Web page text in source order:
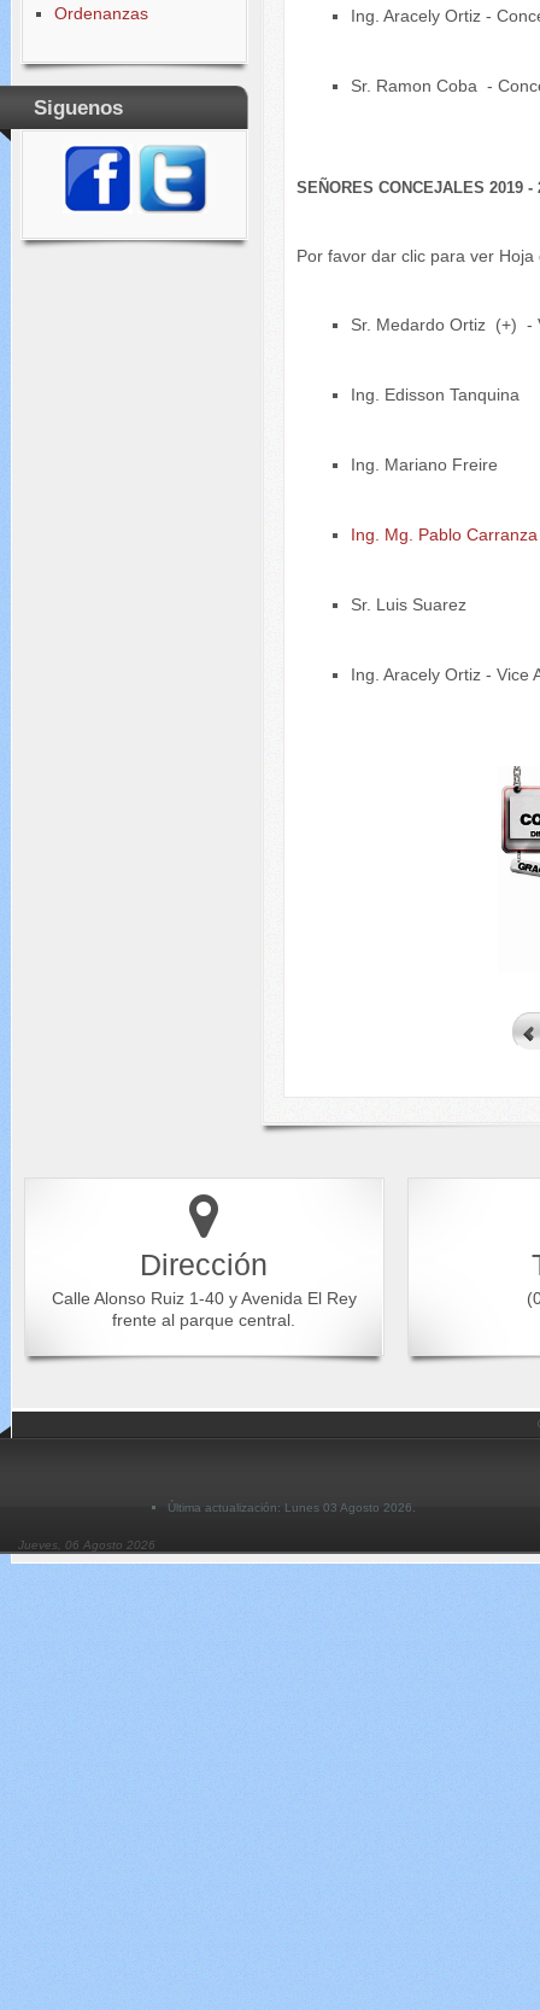
Ordenanzas
Siguenos
Ing. Aracely Ortiz -
Sr. Ramon Coba -
SEÑORES CONCEJALES 2019 -
Por favor dar clic para ver
Sr. Medardo Ortiz (+) -
Ing. Edisson Tanquina
Ing. Mariano Freire
Ing. Mg. Pablo
Sr. Luis Suarez
Ing. Aracely Ortiz -
Dirección
Calle Alonso Ruiz 1-40 y Avenida El Rey
frente al parque central.
Última actualización: Lunes 03 Agosto 2026.
Jueves, 06 Agosto 2026